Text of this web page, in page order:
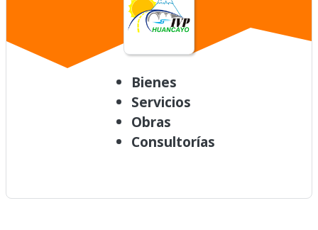
Bienes
Servicios
Obras
Consultorías